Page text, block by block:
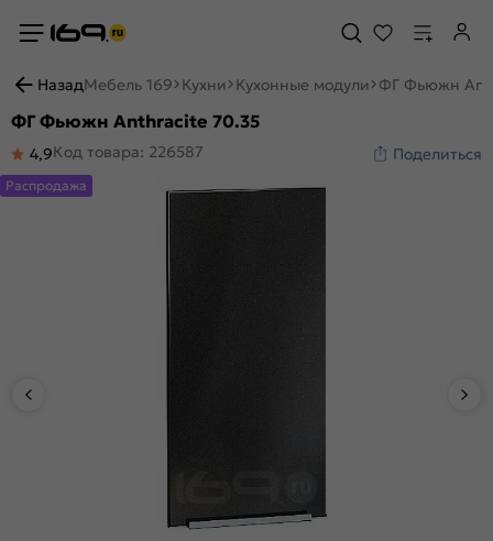
НазадМебель 169 Кухни Кухонные модули ФГ Фьюжн
ФГ Фьюжн Anthracite 70.35
4,9Код товара: 226587 Поделиться
Распродажа